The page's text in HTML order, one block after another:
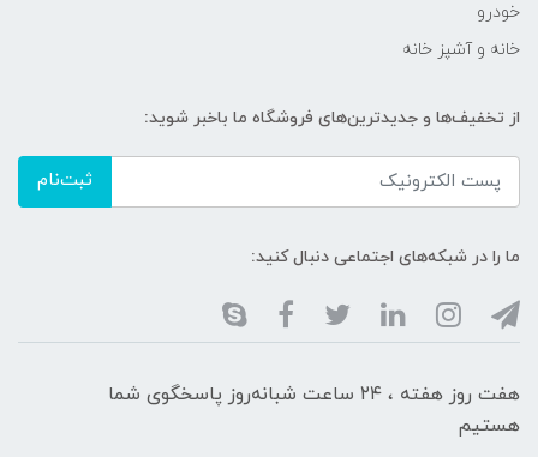
خودرو
خانه و آشپز خانه
از تخفیف‌ها و جدیدترین‌های فروشگاه ما باخبر شوید:
ثبت‌نام
ما را در شبکه‌های اجتماعی دنبال کنید:
هفت روز هفته ، ۲۴ ساعت شبانه‌روز پاسخگوی شما
هستیم